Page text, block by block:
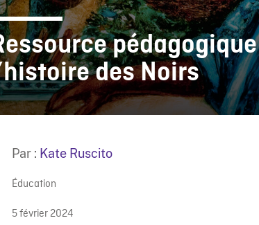
des Noirs
Par : Kate Ruscito
Éducation
5 février 2024